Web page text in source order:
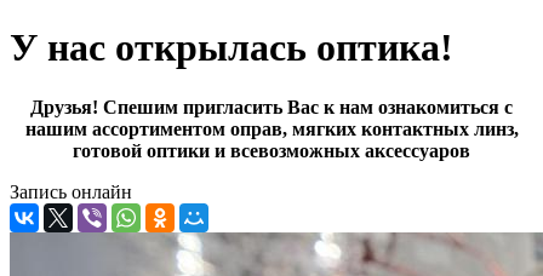
У нас открылась оптика!
Друзья! Спешим пригласить Вас к нам ознакомиться с
нашим ассортиментом оправ, мягких контактных линз,
готовой оптики и всевозможных аксессуаров
Запись онлайн